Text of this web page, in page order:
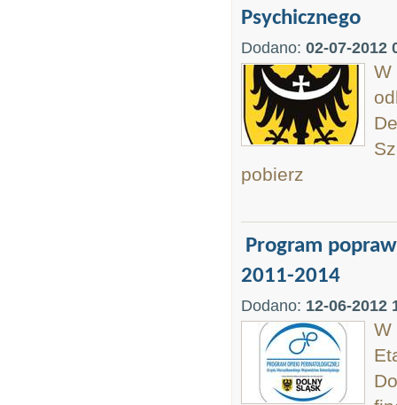
Psychicznego
Dodano: 02-07-2012
W
pobierz
Program
2011-2014
Dodano: 12-06-2012
W